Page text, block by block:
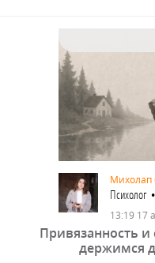
Михолап
Психолог
13:19 17
Привязанность
держимся